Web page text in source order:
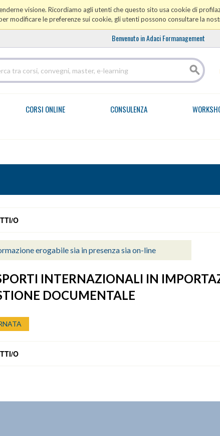
visione. Ricordiamo agli utenti che questo sito usa cookie di
modificare le preferenze sui cookie, gli utenti possono consultare la
Benvenuto in Adaci Formanagement
CORSI ONLINE CONSULENZA
O
erogabile sia in presenza sia on-line
INTERNAZIONALI IN
DOCUMENTALE
O